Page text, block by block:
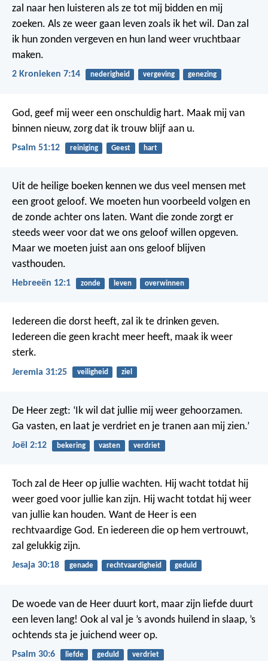
zal naar hen luisteren als ze tot mij bidden en mij
zoeken. Als ze weer gaan leven zoals ik het wil. Dan zal
ik hun zonden vergeven en hun land weer vruchtbaar
maken.
2 Kronieken 7:14 nederigheid vergeving genezing
God, geef mij weer een onschuldig hart. Maak mij van
binnen nieuw, zorg dat ik trouw blijf aan u.
Psalm 51:12 reiniging Geest hart
Uit de heilige boeken kennen we dus veel mensen met
een groot geloof. We moeten hun voorbeeld volgen en
de zonde achter ons laten. Want die zonde zorgt er
steeds weer voor dat we ons geloof willen opgeven.
Maar we moeten juist aan ons geloof blijven
vasthouden.
Hebreeën 12:1 zonde leven overwinnen
Iedereen die dorst heeft, zal ik te drinken geven.
Iedereen die geen kracht meer heeft, maak ik weer
sterk.
Jeremia 31:25 veiligheid ziel
De Heer zegt: ‘Ik wil dat jullie mij weer gehoorzamen.
Ga vasten, en laat je verdriet en je tranen aan mij zien.’
Joël 2:12 bekering vasten verdriet
Toch zal de Heer op jullie wachten. Hij wacht totdat hij
weer goed voor jullie kan zijn. Hij wacht totdat hij weer
van jullie kan houden. Want de Heer is een
rechtvaardige God. En iedereen die op hem vertrouwt,
zal gelukkig zijn.
Jesaja 30:18 genade rechtvaardigheid geduld
De woede van de Heer duurt kort, maar zijn liefde duurt
een leven lang! Ook al val je ’s avonds huilend in slaap, ’s
ochtends sta je juichend weer op.
Psalm 30:6 liefde geduld verdriet